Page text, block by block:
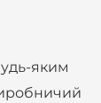
яким